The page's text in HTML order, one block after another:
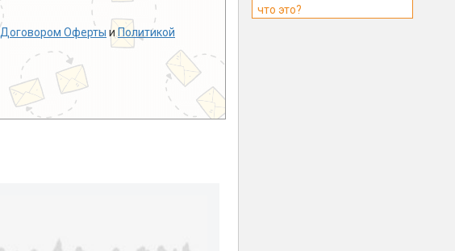
Договором Оферты и Политикой
что это?